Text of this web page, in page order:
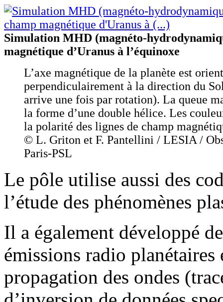
Simulation MHD (magnéto-
magnétique d’Uranus à l’équinoxe
L’axe magnétique de la planète est
perpendiculairement à la direction du
arrive une fois par rotation). La queue
la forme d’une double hélice. Les
la polarité des lignes de champ
© L. Griton et F. Pantellini / LESIA /
Paris-PSL
Le pôle utilise aussi des
l’étude des phénomènes
Il a également développé
émissions radio planétaires
propagation des ondes